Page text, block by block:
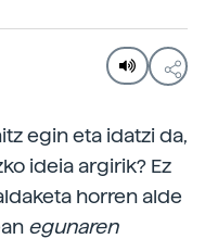
egin eta idatzi da,
ideia argirik? Ez
horren alde
egunaren